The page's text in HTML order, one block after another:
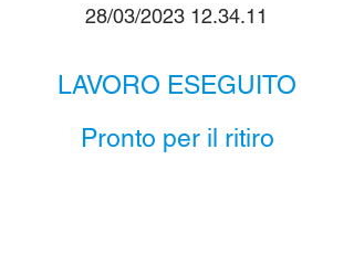
28/03/2023 12.34.11
LAVORO ESEGUITO
Pronto per il ritiro